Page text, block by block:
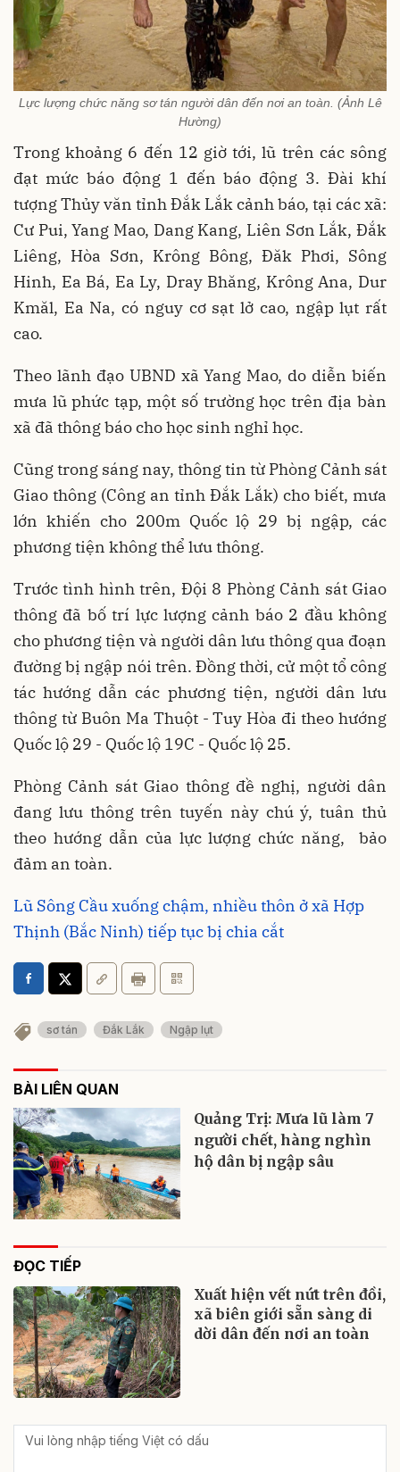
Lực lượng chức năng sơ tán người dân đến nơi an toàn. (Ảnh Lê
Hường)
Trong khoảng 6 đến 12 giờ tới, lũ trên các sông
đạt mức báo động 1 đến báo động 3. Đài khí
tượng Thủy văn tỉnh Đắk Lắk cảnh báo, tại các xã:
Cư Pui, Yang Mao, Dang Kang, Liên Sơn Lắk, Đắk
Liêng, Hòa Sơn, Krông Bông, Đăk Phơi, Sông
Hinh, Ea Bá, Ea Ly, Dray Bhăng, Krông Ana, Dur
Kmăl, Ea Na, có nguy cơ sạt lở cao, ngập lụt rất
cao.
Theo lãnh đạo UBND xã Yang Mao, do diễn biến
mưa lũ phức tạp, một số trường học trên địa bàn
xã đã thông báo cho học sinh nghỉ học.
Cũng trong sáng nay, thông tin từ Phòng Cảnh sát
Giao thông (Công an tỉnh Đắk Lắk) cho biết, mưa
lớn khiến cho 200m Quốc lộ 29 bị ngập, các
phương tiện không thể lưu thông.
Trước tình hình trên, Đội 8 Phòng Cảnh sát Giao
thông đã bố trí lực lượng cảnh báo 2 đầu không
cho phương tiện và người dân lưu thông qua đoạn
đường bị ngập nói trên. Đồng thời, cử một tổ công
tác hướng dẫn các phương tiện, người dân lưu
thông từ Buôn Ma Thuột - Tuy Hòa đi theo hướng
Quốc lộ 29 - Quốc lộ 19C - Quốc lộ 25.
Phòng Cảnh sát Giao thông đề nghị, người dân
đang lưu thông trên tuyến này chú ý, tuân thủ
theo hướng dẫn của lực lượng chức năng, bảo
đảm an toàn.
Lũ Sông Cầu xuống chậm, nhiều thôn ở xã Hợp
Thịnh (Bắc Ninh) tiếp tục bị chia cắt
sơ tán Đắk Lắk Ngập lụt
BÀI LIÊN QUAN
Quảng Trị: Mưa lũ làm 7
người chết, hàng nghìn
hộ dân bị ngập sâu
ĐỌC TIẾP
Xuất hiện vết nứt trên đồi,
xã biên giới sẵn sàng di
dời dân đến nơi an toàn